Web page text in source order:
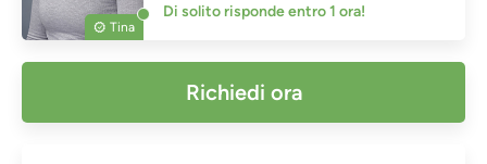
Tina
Di solito risponde entro 1 ora!
Richiedi ora